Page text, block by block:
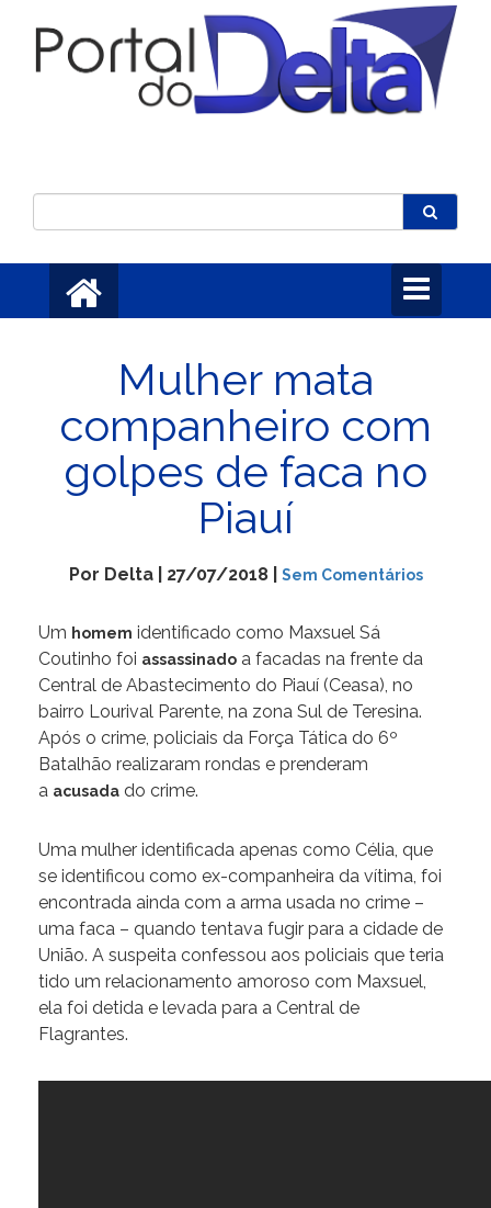
Toggle
navigation
Mulher mata
companheiro com
golpes de faca no
Piauí
Por Delta | 27/07/2018 | Sem Comentários
Um homem identificado como Maxsuel Sá
Coutinho foi assassinado a facadas na frente da
Central de Abastecimento do Piauí (Ceasa), no
bairro Lourival Parente, na zona Sul de Teresina.
Após o crime, policiais da Força Tática do 6º
Batalhão realizaram rondas e prenderam
a acusada do crime.
Uma mulher identificada apenas como Célia, que
se identificou como ex-companheira da vítima, foi
encontrada ainda com a arma usada no crime –
uma faca – quando tentava fugir para a cidade de
União. A suspeita confessou aos policiais que teria
tido um relacionamento amoroso com Maxsuel,
ela foi detida e levada para a Central de
Flagrantes.